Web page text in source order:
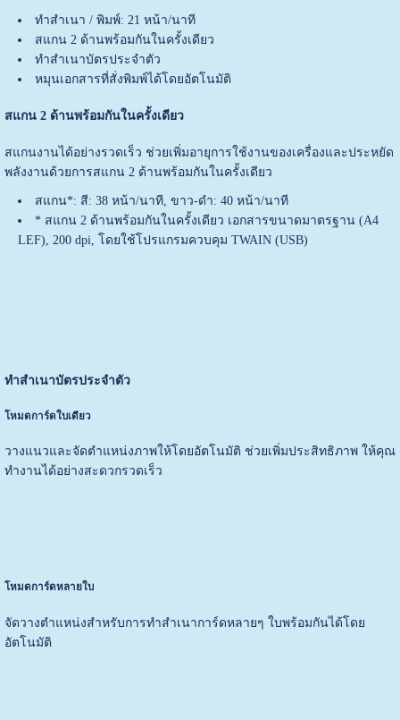
ทำสำเนา / พิมพ์: 21 หน้า/นาที
สแกน 2 ด้านพร้อมกันในครั้งเดียว
ทำสำเนาบัตรประจำตัว
หมุนเอกสารที่สั่งพิมพ์ได้โดยอัตโนมัติ
สแกน 2 ด้านพร้อมกันในครั้งเดียว
สแกนงานได้อย่างรวดเร็ว ช่วยเพิ่มอายุการใช้งานของเครื่องและประหยัด
พลังงานด้วยการสแกน 2 ด้านพร้อมกันในครั้งเดียว
สแกน*: สี: 38 หน้า/นาที, ขาว-ดำ: 40 หน้า/นาที
* สแกน 2 ด้านพร้อมกันในครั้งเดียว เอกสารขนาดมาตรฐาน (A4
LEF), 200 dpi, โดยใช้โปรแกรมควบคุม TWAIN (USB)
ทำสำเนาบัตรประจำตัว
โหมดการ์ดใบเดียว
วางแนวและจัดตำแหน่งภาพให้โดยอัตโนมัติ ช่วยเพิ่มประสิทธิภาพ ให้คุณ
ทำงานได้อย่างสะดวกรวดเร็ว
โหมดการ์ดหลายใบ
จัดวางตำแหน่งสำหรับการทำสำเนาการ์ดหลายๆ ใบพร้อมกันได้โดย
อัตโนมัติ